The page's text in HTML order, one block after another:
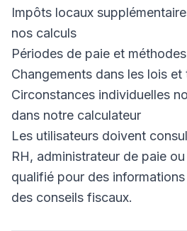
Impôts locaux
nos calculs
Périodes de paie et
Changements dans les lois
Circonstances individuelles
dans notre calculateur
Les utilisateurs doivent
RH, administrateur de paie
qualifié pour des
des conseils fiscaux.